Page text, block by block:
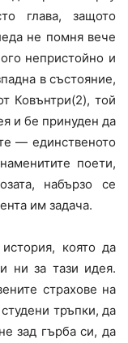
глава, защото
не помня вече
непристойно и
в състояние,
Ковънтри(2), той
и бе принуден да
— единственото
поети,
набързо се
им задача.
която да
ни за тази идея.
страхове на
тръпки, да
зад гърба си, да